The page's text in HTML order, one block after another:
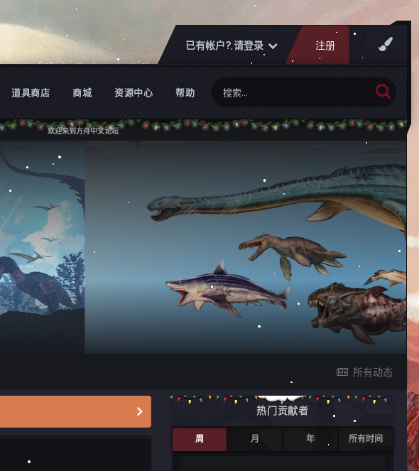
已有帐户? 请登录 注册
道具商店 商城 资源中心 帮助
欢迎来到方舟中文论坛
论坛
绍、游戏攻略等,也可以创建自己的玩家俱乐部。
所有动态
热门贡献者
周 月 年 所有时间